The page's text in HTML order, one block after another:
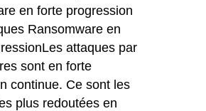
en forte progression
Ransomware en
attaques par
sont en forte
continue. Ce sont les
plus redoutées en